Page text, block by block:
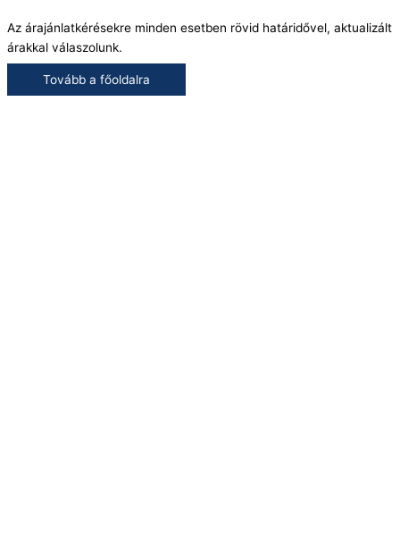
Az árajánlatkérésekre minden esetben rövid határidővel, aktualizált
árakkal válaszolunk.
Tovább a főoldalra